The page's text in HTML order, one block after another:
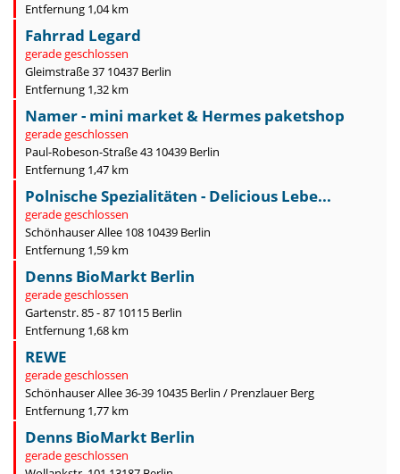
Entfernung 1,04 km
Fahrrad Legard
gerade geschlossen
Gleimstraße 37 10437 Berlin
Entfernung 1,32 km
Namer - mini market & Hermes paketshop
gerade geschlossen
Paul-Robeson-Straße 43 10439 Berlin
Entfernung 1,47 km
Polnische Spezialitäten - Delicious Lebe...
gerade geschlossen
Schönhauser Allee 108 10439 Berlin
Entfernung 1,59 km
Denns BioMarkt Berlin
gerade geschlossen
Gartenstr. 85 - 87 10115 Berlin
Entfernung 1,68 km
REWE
gerade geschlossen
Schönhauser Allee 36-39 10435 Berlin / Prenzlauer Berg
Entfernung 1,77 km
Denns BioMarkt Berlin
gerade geschlossen